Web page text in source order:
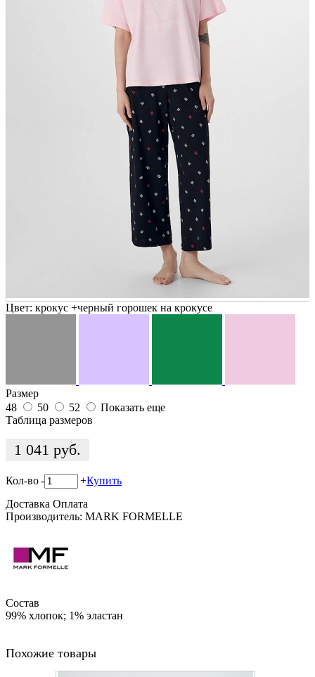
Цвет: крокус +черный горошек на крокусе
Размер
48
50 52
Показать еще
Таблица размеров
1 041 руб.
Кол-во- +Купить
Доставка Оплата
Производитель: MARK FORMELLE
Состав
99% хлопок; 1% эластан
Похожие товары